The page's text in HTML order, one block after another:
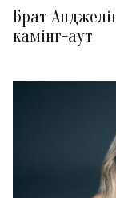
Брат
камінг-аут